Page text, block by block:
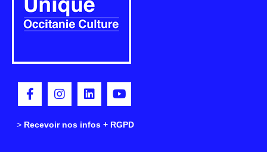
> Recevoir nos infos + RGPD